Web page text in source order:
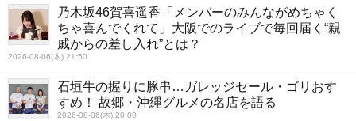
乃木坂46賀喜遥香「メンバーのみんながめちゃく
ちゃ喜んでくれて」大阪でのライブで毎回届く“親
戚からの差し入れ”とは？
2026-08-06(木) 21:50
石垣牛の握りに豚串…ガレッジセール・ゴリおす
すめ！ 故郷・沖縄グルメの名店を語る
2026-08-06(木) 20:00